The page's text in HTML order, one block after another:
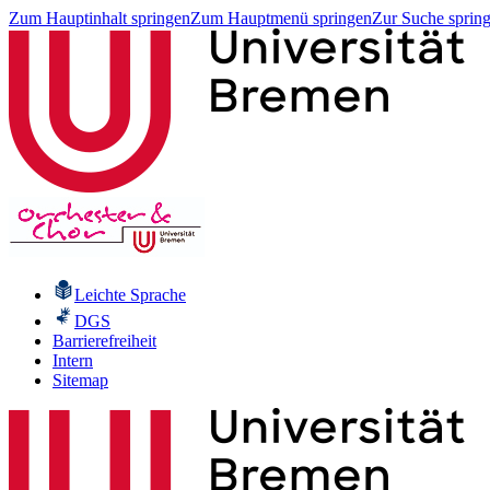
Zum Hauptinhalt springenZum Hauptmenü springenZur Suche
Leichte Sprache
DGS
Barrierefreiheit
Intern
Sitemap